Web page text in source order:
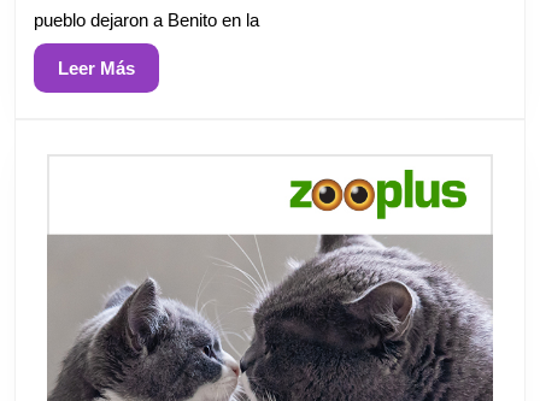
pueblo dejaron a Benito en la
Leer MásLeer
Más